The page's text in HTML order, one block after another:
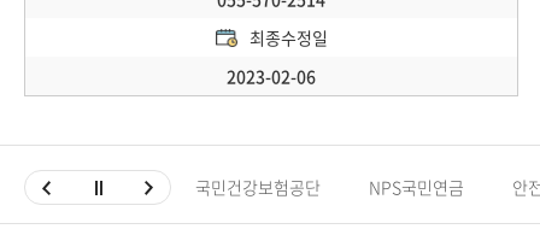
최종수정일
2023-02-06
국민건강보험공단 NPS국민연금 안